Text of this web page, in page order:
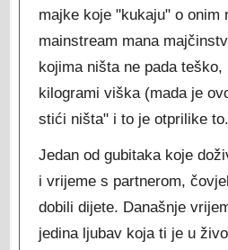
majke koje "kukaju" o onim
mainstream mana
kojima ništa ne pada
kilogrami viška (mada je
stići ništa" i to je otprilike to.
Jedan od gubitaka koje
i vrijeme s partnerom,
dobili dijete. Današnje
jedina ljubav koja ti je u